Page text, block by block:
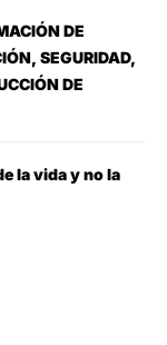
DE
SEGURIDAD,
DE
la vida y no la